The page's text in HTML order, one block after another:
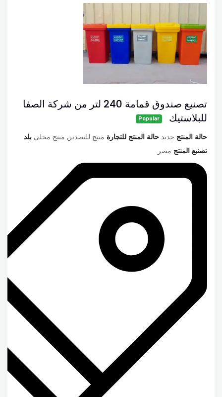
تصنيع صندوق قمامة 240 لتر من شركة الصفا
للبلاستيك
Popular
حالة المنتج جديد حالة المنتج للتجارة منتج للتصدير, منتج محلى بلد
تصنبع المنتج مصر